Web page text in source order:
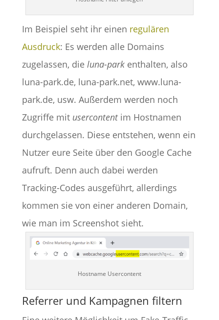
Im Beispiel seht ihr einen regulären
Ausdruck: Es werden alle Domains
zugelassen, die luna-parkenthalten, also
luna-park.de, luna-park.net, www.luna-
park.de, usw. Außerdem werden noch
Zugriffe mit usercontentim Hostnamen
durchgelassen. Diese entstehen, wenn ein
Nutzer eure Seite über den Google Cache
aufruft. Denn auch dabei werden
Tracking-Codes ausgeführt, allerdings
kommen sie von einer anderen Domain,
wie man im Screenshot sieht.
Hostname Usercontent
Referrer und Kampagnen filtern